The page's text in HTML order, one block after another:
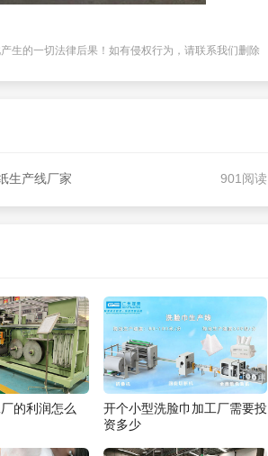
生的一切法律后果！如有侵权行为，请联系我们删除
生产线厂家 901阅读
的利润怎么
开个小型洗脸巾加工厂需要投
资多少